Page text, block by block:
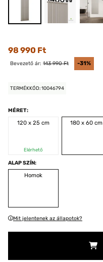
98 990 Ft
Bevezető ár: 143 990 Ft -31%
TERMÉKKÓD: 10046794
MÉRET:
120 x 25 cm
Elérhető
180 x 60 cm
ALAP SZÍN:
Homok
Mit jelentenek az állapotok?